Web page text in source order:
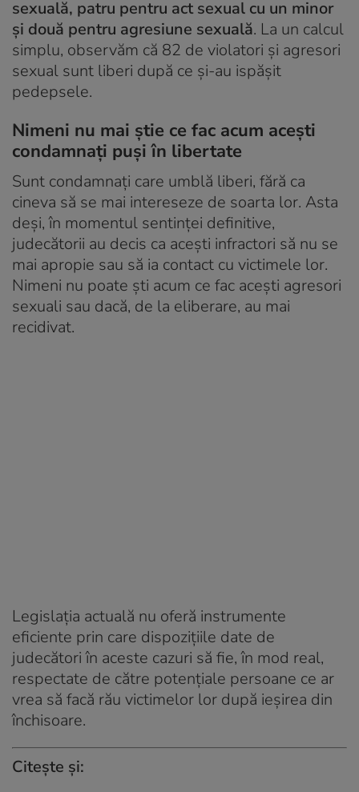
sexuală, patru pentru act sexual cu un minor
și două pentru agresiune sexuală. La un calcul
simplu, observăm că 82 de violatori și agresori
sexual sunt liberi după ce și-au ispășit
pedepsele.
Nimeni nu mai știe ce fac acum acești
condamnați puși în libertate
Sunt condamnați care umblă liberi, fără ca
cineva să se mai intereseze de soarta lor. Asta
deși, în momentul sentinței definitive,
judecătorii au decis ca acești infractori să nu se
mai apropie sau să ia contact cu victimele lor.
Nimeni nu poate ști acum ce fac acești agresori
sexuali sau dacă, de la eliberare, au mai
recidivat.
Legislația actuală nu oferă instrumente
eficiente prin care dispozițiile date de
judecători în aceste cazuri să fie, în mod real,
respectate de către potențiale persoane ce ar
vrea să facă rău victimelor lor după ieșirea din
închisoare.
Citește și: